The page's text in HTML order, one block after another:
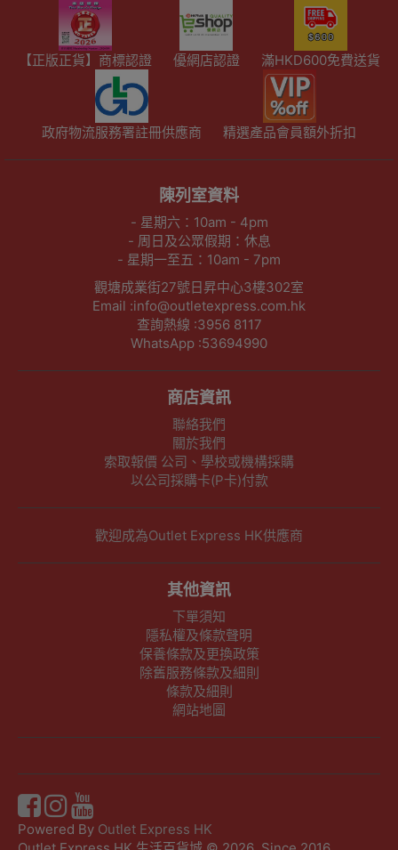
【正版正貨】商標認證 優網店認證 滿HKD600免費送貨
政府物流服務署註冊供應商 精選產品會員額外折扣
陳列室資料
- 星期六：10am - 4pm
- 周日及公眾假期：休息
- 星期一至五：10am - 7pm
觀塘成業街27號日昇中心3樓302室
Email :info@outletexpress.com.hk
查詢熱線 :3956 8117
WhatsApp :53694990
商店資訊
聯絡我們
關於我們
索取報價 公司、學校或機構採購
以公司採購卡(P卡)付款
歡迎成為Outlet Express HK供應商
其他資訊
下單須知
隱私權及條款聲明
保養條款及更換政策
除舊服務條款及細則
條款及細則
網站地圖
Powered By Outlet Express HK